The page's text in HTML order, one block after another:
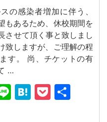
の感染者増加に伴う、
もあるため、休校期間を
させて頂く事と致しまし
致しますが、ご理解の程
す。 尚、チケットの有
…
LineHatena
Pocket